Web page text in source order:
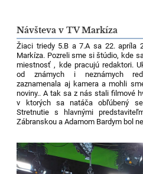
Návšteva v TV Markíza
Žiaci triedy 5.B a 7.A sa 22. apríla
Markíza. Pozreli sme si štúdio, kde
miestnosť , kde pracujú redaktori.
od známych i neznámych
zaznamenala aj kamera a mohli
noviny.. A tak sa z nás stali filmové
v ktorých sa natáča obľúbený
Stretnutie s hlavnými
Zábranskou a Adamom Bardym bol